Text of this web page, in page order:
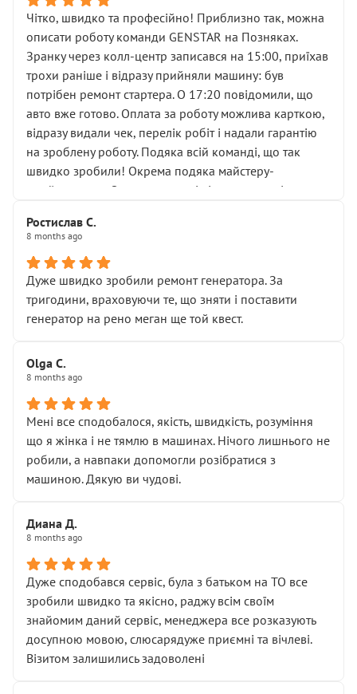
ущільнювачів.
Що прикро — це не перший мій візит. Раніше міняв у
вас стартер, і тоді сервіс наче справив хороше
враження. Але згодом знайшов декілька гайок під
лобовим склом. Мені пояснили, що це “старі гайки, які
відкручували”, і попросили не хвилюватися. ( надіюсь
новий власник, не застяг в полі))
Але після нинішнього візиту такі дрібниці вже не
здаються дрібницями.
Я — клієнт, який працює на довірі, і саме її цей сервіс
Хотілося б більше:
• належної уваги до авто
• прозорості в роботах і рахунках
• реальної діагностики, а не формального
“подивились і поїхав”
На жаль, складається враження, що сервіс працює не
Стосовно комунікації - все добре
Чітко, швидко та професійно! Приблизно так, можна
описати роботу команди GENSTAR на Позняках.
Зранку через колл-центр записався на 15:00, приїхав
трохи раніше і відразу прийняли машину: був
потрібен ремонт стартера. О 17:20 повідомили, що
авто вже готово. Оплата за роботу можлива карткою,
відразу видали чек, перелік робіт і надали гарантію
на зроблену роботу. Подяка всій команді, що так
швидко зробили! Окрема подяка майстеру-
приймальнику Олександру: всі чітко та по суті.
звертатися до цього автосервісу.
Ростислав С.
8 months ago
Дуже швидко зробили ремонт генератора. За
тригодини, враховуючи те, що зняти і поставити
генератор на рено меган ще той квест.
Olga С.
8 months ago
Мені все сподобалося, якість, швидкість, розуміння
що я жінка і не тямлю в машинах. Нічого лишнього не
робили, а навпаки допомогли розібратися з
машиною. Дякую ви чудові.
Диана Д.
8 months ago
Дуже сподобався сервіс, була з батьком на ТО все
зробили швидко та якісно, раджу всім своїм
знайомим даний сервіс, менеджера все розказують
досупною мовою, слюсарядуже приємні та вічлеві.
Візитом залишились задоволені